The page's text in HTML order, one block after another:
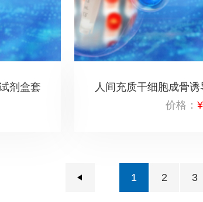
剂盒套
人间充质干细胞成骨
价格：
1 2 3